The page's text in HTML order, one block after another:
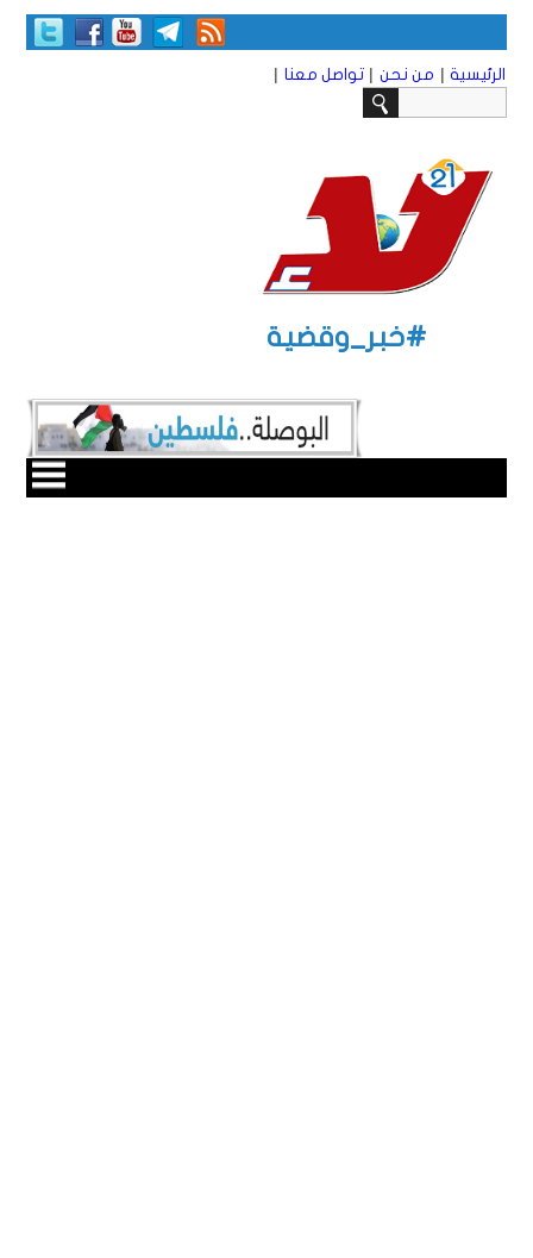
الرئيسية | من نحن | تواصل معنا |
#خبر_وقضية